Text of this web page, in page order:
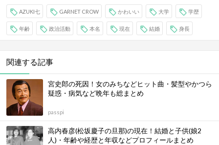
AZUKI七 GARNET CROW かわいい 大学 学歴
年齢 政治活動 本名 現在 結婚 身長
関連する記事
宮史郎の死因！女のみちなどヒット曲・髪型やかつら
疑惑・病気など晩年も総まとめ
passpi
高内春彦(松坂慶子の旦那)の現在！結婚と子供(娘2
人)・年齢や経歴と年収などプロフィールまとめ